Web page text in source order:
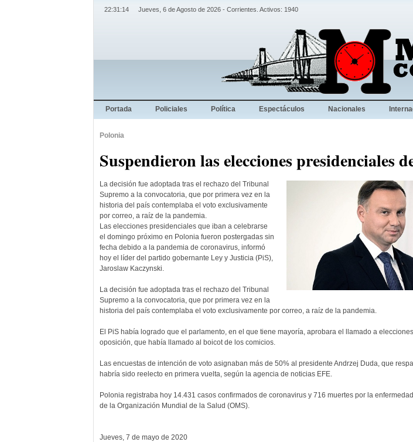
22:31:15 Jueves, 6 de Agosto de 2026 - Corrientes. Activos: 1940
Portada Policiales Política Espectáculos Nacionales
Polonia
Suspendieron las elecciones presidenciales
La decisión fue adoptada tras el rechazo del Tribunal
Supremo a la convocatoria, que por primera vez en la
historia del país contemplaba el voto exclusivamente
por correo, a raíz de la pandemia.
Las elecciones presidenciales que iban a celebrarse
el domingo próximo en Polonia fueron postergadas sin
fecha debido a la pandemia de coronavirus, informó
hoy el líder del partido gobernante Ley y Justicia (PiS),
Jaroslaw Kaczynski.
La decisión fue adoptada tras el rechazo del Tribunal
Supremo a la convocatoria, que por primera vez en la
historia del país contemplaba el voto exclusivamente por correo, a raíz de la pandemia.
El PiS había logrado que el parlamento, en el que tiene mayoría, aprobara el llamado a
oposición, que había llamado al boicot de los comicios.
Las encuestas de intención de voto asignaban más de 50% al presidente Andrzej Duda, que
habría sido reelecto en primera vuelta, según la agencia de noticias EFE.
Polonia registraba hoy 14.431 casos confirmados de coronavirus y 716 muertes por la
de la Organización Mundial de la Salud (OMS).
Jueves, 7 de mayo de 2020